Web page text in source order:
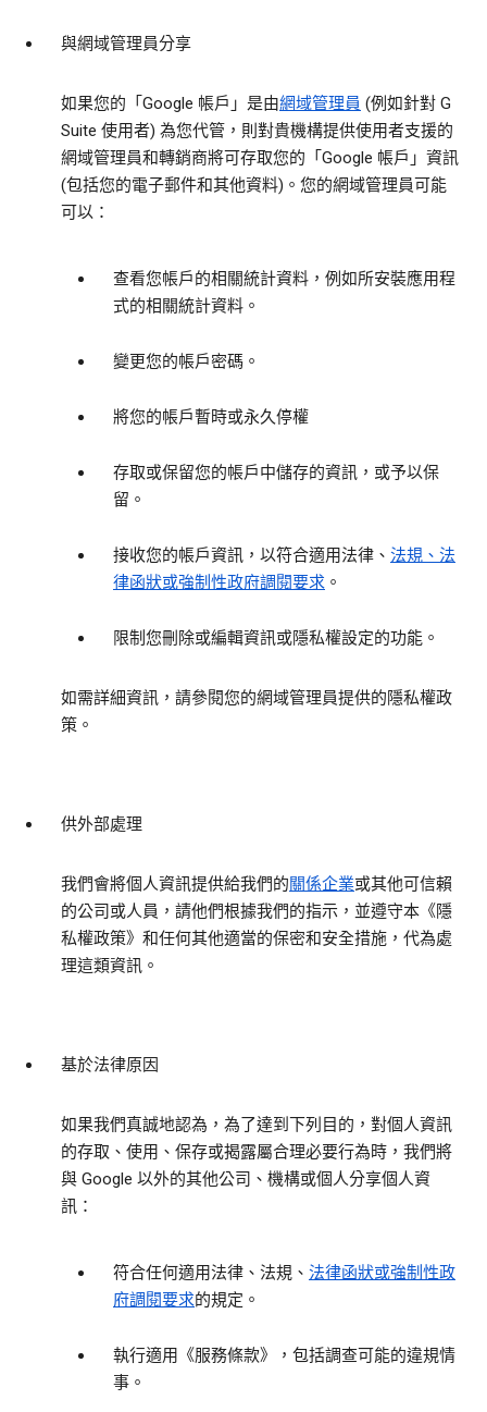
與網域管理員分享
如果您的「Google 帳戶」是由網域管理員 (例如針對 G
Suite 使用者) 為您代管，則對貴機構提供使用者支援的
網域管理員和轉銷商將可存取您的「Google 帳戶」資訊
(包括您的電子郵件和其他資料)。您的網域管理員可能
可以：
查看您帳戶的相關統計資料，例如所安裝應用程
式的相關統計資料。
變更您的帳戶密碼。
將您的帳戶暫時或永久停權
存取或保留您的帳戶中儲存的資訊，或予以保
留。
接收您的帳戶資訊，以符合適用法律、 法規、法
律函狀或強制性政府調閱要求 。
限制您刪除或編輯資訊或隱私權設定的功能。
如需詳細資訊，請參閱您的網域管理員提供的隱私權政
策。
供外部處理
我們會將個人資訊提供給我們的關係企業或其他可信賴
的公司或人員，請他們根據我們的指示，並遵守本《隱
私權政策》和任何其他適當的保密和安全措施，代為處
理這類資訊。
基於法律原因
如果我們真誠地認為，為了達到下列目的，對個人資訊
的存取、使用、保存或揭露屬合理必要行為時，我們將
與 Google 以外的其他公司、機構或個人分享個人資
訊：
符合任何適用法律、法規、 法律函狀或強制性政
府調閱要求的規定。
執行適用《服務條款》，包括調查可能的違規情
事。